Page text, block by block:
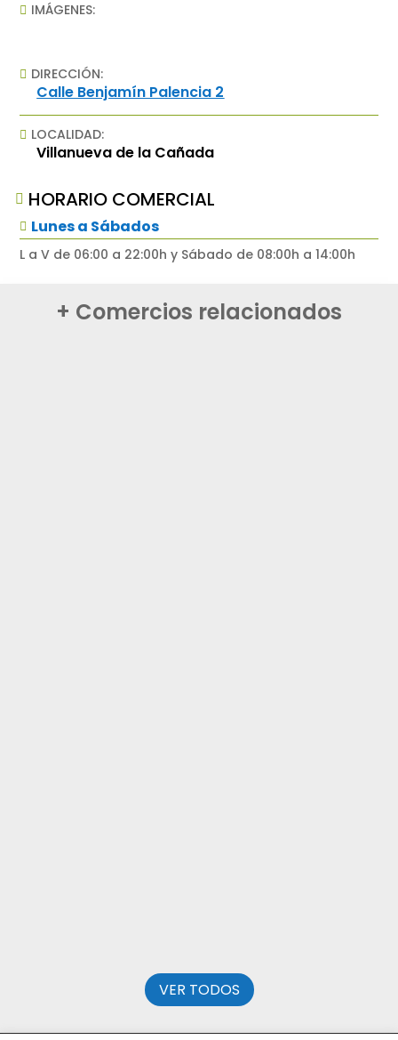
 IMÁGENES:
 DIRECCIÓN:
Calle Benjamín Palencia 2
 LOCALIDAD:
Villanueva de la Cañada
 HORARIO COMERCIAL
 Lunes a Sábados
L a V de 06:00 a 22:00h y Sábado de 08:00h a 14:00h
+ Comercios relacionados
VER TODOS